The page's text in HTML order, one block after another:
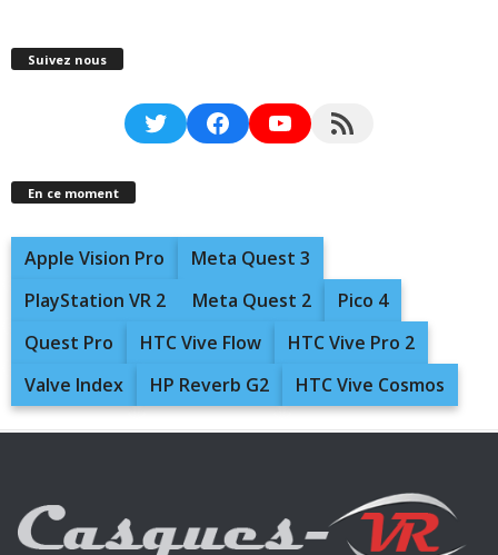
Suivez nous
TwitterFacebookYouTubeRSS Feed
En ce moment
Apple Vision Pro
Meta Quest 3
PlayStation VR 2
Meta Quest 2
Pico 4
Quest Pro
HTC Vive Flow
HTC Vive Pro 2
Valve Index
HP Reverb G2 HTC Vive Cosmos